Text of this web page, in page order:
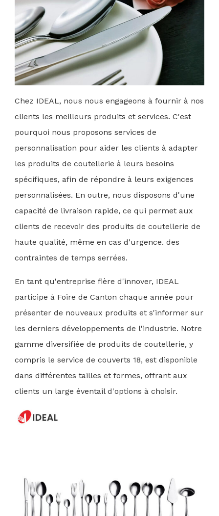
Chez IDEAL, nous nous engageons à fournir à nos
clients les meilleurs produits et services. C'est
pourquoi nous proposons services de
personnalisation pour aider les clients à adapter
les produits de coutellerie à leurs besoins
spécifiques, afin de répondre à leurs exigences
personnalisées. En outre, nous disposons d'une
capacité de livraison rapide, ce qui permet aux
clients de recevoir des produits de coutellerie de
haute qualité, même en cas d'urgence. des
contraintes de temps serrées.
En tant qu'entreprise fière d'innover, IDEAL
participe à Foire de Canton chaque année pour
présenter de nouveaux produits et s'informer sur
les derniers développements de l'industrie. Notre
gamme diversifiée de produits de coutellerie, y
compris le service de couverts 18, est disponible
dans différentes tailles et formes, offrant aux
clients un large éventail d'options à choisir.